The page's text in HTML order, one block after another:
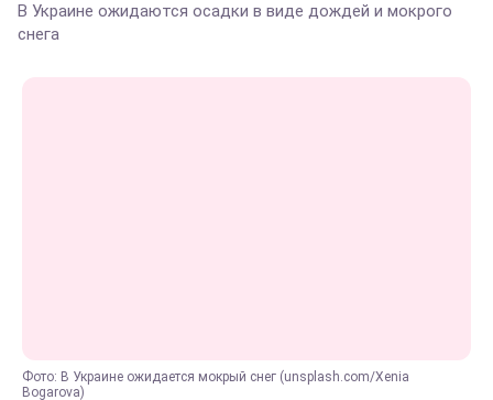
В Украине ожидаются осадки в виде дождей и мокрого
снега
Фото: В Украине ожидается мокрый снег (unsplash.com/Xenia
Bogarova)